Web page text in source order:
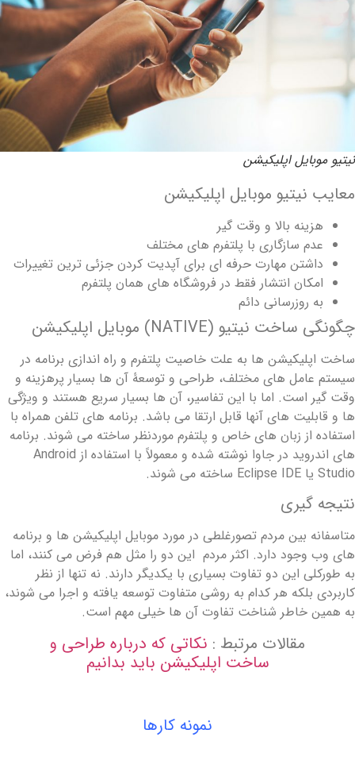
نیتیو موبایل اپلیکیشن
معایب نیتیو موبایل اپلیکیشن
هزینه بالا و وقت گیر
عدم سازگاری با پلتفرم های مختلف
داشتن مهارت حرفه ای برای آپدیت کردن جزئی ترین تغییرات
امکان انتشار فقط در فروشگاه‌ های همان پلتفرم
به روزرسانی دائم
چگونگی ساخت نیتیو (NATIVE) موبایل اپلیکیشن
ساخت اپلیکیشن ها به علت خاصیت پلتفرم و راه اندازی برنامه در
سیستم عامل های مختلف، طراحی و توسعۀ آن ها بسیار پرهزینه و
وقت گیر است. اما با این تفاسیر، آن ها بسیار سریع هستند و ویژگی
ها و قابلیت های آنها قابل ارتقا می باشد. برنامه های تلفن همراه با
استفاده از زبان های خاص و پلتفرم موردنظر ساخته می شوند. برنامه
های اندروید در جاوا نوشته شده و معمولاً با استفاده از Android
Studio یا Eclipse IDE ساخته می شوند.
نتیجه گیری
متاسفانه بین مردم تصورغلطی در مورد موبایل اپلیکیشن ها و برنامه
های وب وجود دارد. اکثر مردم این دو را مثل هم فرض می کنند، اما
به طورکلی این دو تفاوت بسیاری با یکدیگر دارند. نه تنها از نظر
کاربردی بلکه هر کدام به روشی متفاوت توسعه یافته و اجرا می شوند،
به همین خاطر شناخت تفاوت آن ها خیلی مهم است.
مقالات مرتبط : نکاتی که درباره طراحی و
ساخت اپلیکیشن باید بدانیم
نمونه کارها